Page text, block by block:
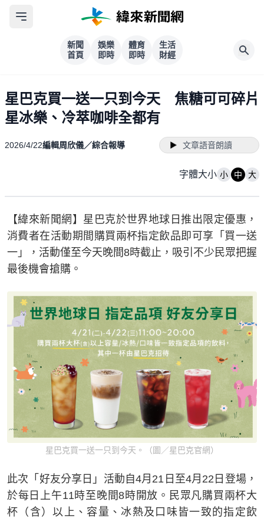
新聞
首頁
娛樂
即時
體育
即時
生活
財經
星巴克買一送一只到今天 焦糖可可碎片
星冰樂、冷萃咖啡全都有
2026/4/22編輯周欣儀／綜合報導 文章語音朗讀
字體大小 小 中 大
【緯來新聞網】星巴克於世界地球日推出限定優惠，
消費者在活動期間購買兩杯指定飲品即可享「買一送
一」，活動僅至今天晚間8時截止，吸引不少民眾把握
最後機會搶購。
星巴克買一送一只到今天。（圖／星巴克官網）
此次「好友分享日」活動自4月21日至4月22日登場，
於每日上午11時至晚間8時開放。民眾凡購買兩杯大
杯（含）以上、容量、冰熱及口味皆一致的指定飲